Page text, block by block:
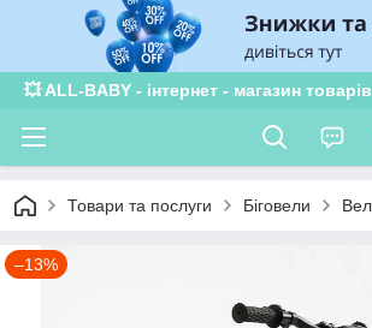
💥 ALL-BABY - інтернет - магазин
Товари та послуги Біговели
–13%